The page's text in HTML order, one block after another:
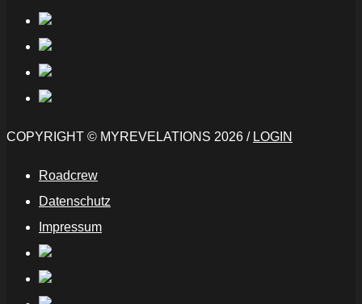
COPYRIGHT © MYREVELATIONS 2026 / LOGIN
Roadcrew
Datenschutz
Impressum